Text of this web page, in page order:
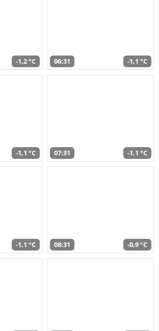
-1,2 °C 06:31 -1,1 °C
-1,1 °C 07:31 -1,1 °C
-1,1 °C 08:31 -0,9 °C